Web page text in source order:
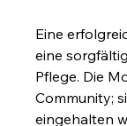
Eine
eine
Pflege. Die
Community;
eingehalten